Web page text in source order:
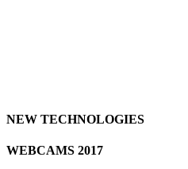
NEW TECHNOLOGIES
WEBCAMS 2017